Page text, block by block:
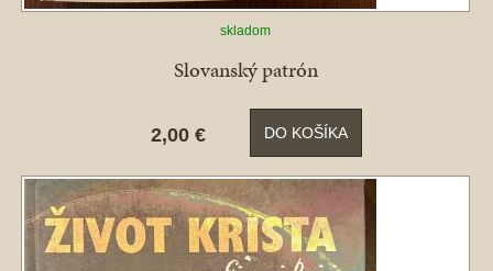
skladom
Slovanský patrón
2,00 € DO KOŠÍKA